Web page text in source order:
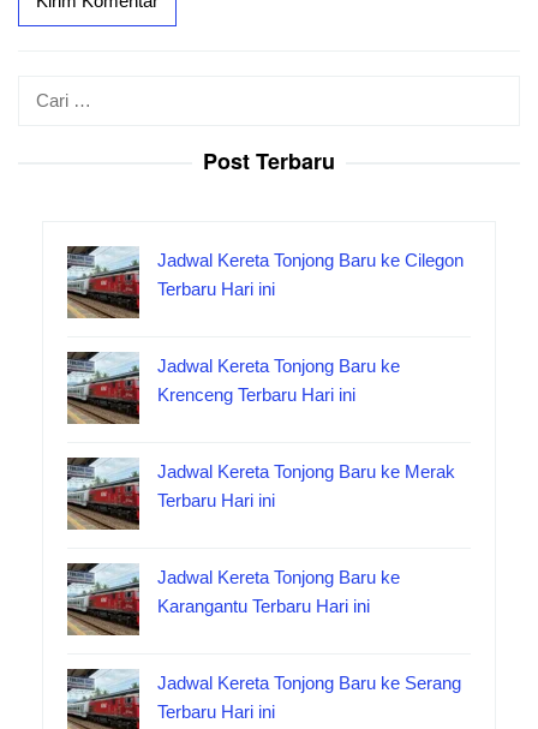
Post Terbaru
Jadwal Kereta Tonjong Baru ke Cilegon
Terbaru Hari ini
Jadwal Kereta Tonjong Baru ke
Krenceng Terbaru Hari ini
Jadwal Kereta Tonjong Baru ke Merak
Terbaru Hari ini
Jadwal Kereta Tonjong Baru ke
Karangantu Terbaru Hari ini
Jadwal Kereta Tonjong Baru ke Serang
Terbaru Hari ini